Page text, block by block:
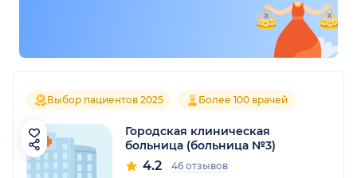
Выбор пациентов 2025 Более 100 врачей
Городская клиническая
больница (больница №3)
4.2 46 отзывов